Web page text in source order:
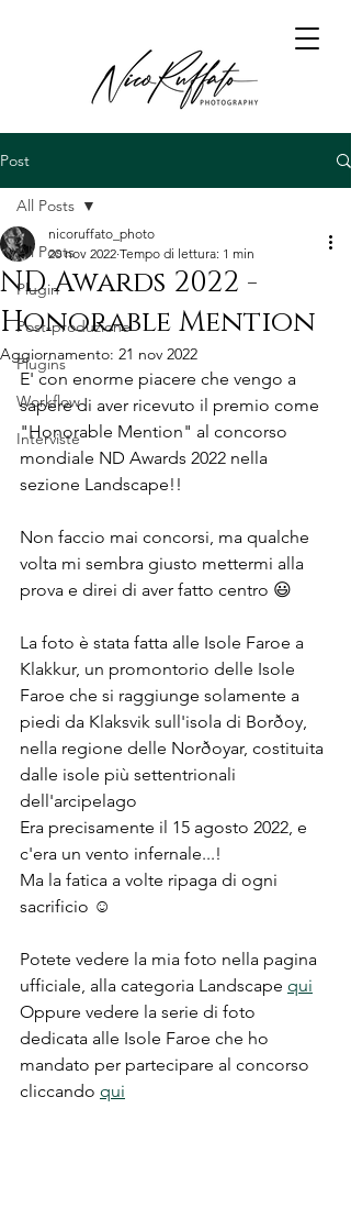
Post
All Posts
Plugin
Post-produzione
Plugins
Workflow
Interviste
All Posts
ND Awards 2022 -
Honorable Mention
nicoruffato_photo
20 nov 2022 Tempo di lettura: 1 min
Aggiornamento: 21 nov 2022
E' con enorme piacere che vengo a
sapere di aver ricevuto il premio come
"Honorable Mention" al concorso
mondiale ND Awards 2022 nella
sezione Landscape!!
Non faccio mai concorsi, ma qualche
volta mi sembra giusto mettermi alla
prova e direi di aver fatto centro 😃
La foto è stata fatta alle Isole Faroe a
Klakkur, un promontorio delle Isole
Faroe che si raggiunge solamente a
piedi da Klaksvik sull'isola di Borðoy,
nella regione delle Norðoyar, costituita
dalle isole più settentrionali
dell'arcipelago
Era precisamente il 15 agosto 2022, e
c'era un vento infernale...!
Ma la fatica a volte ripaga di ogni
sacrificio ☺️
Potete vedere la mia foto nella pagina
ufficiale, alla categoria Landscape qui
Oppure vedere la serie di foto
dedicata alle Isole Faroe che ho
mandato per partecipare al concorso
cliccando qui